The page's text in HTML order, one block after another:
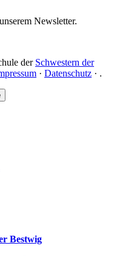
Newsletter.
der Schwestern der
· Datenschutz · .
Bestwig